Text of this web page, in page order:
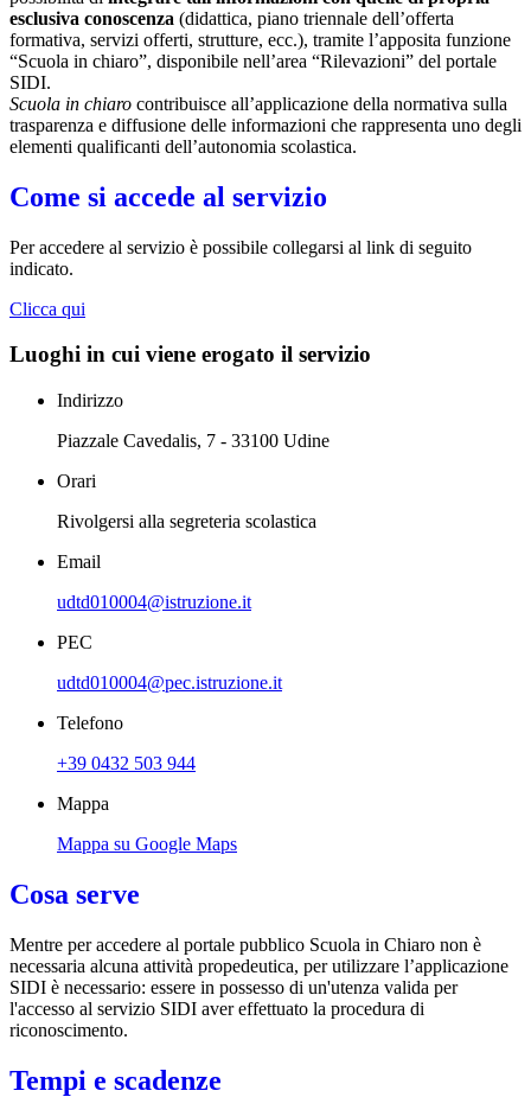
esclusiva conoscenza (didattica, piano triennale dell’offerta
formativa, servizi offerti, strutture, ecc.), tramite l’apposita funzione
“Scuola in chiaro”, disponibile nell’area “Rilevazioni” del portale
SIDI.
Scuola in chiaro contribuisce all’applicazione della normativa sulla
trasparenza e diffusione delle informazioni che rappresenta uno degli
elementi qualificanti dell’autonomia scolastica.
Come si accede al servizio
Per accedere al servizio è possibile collegarsi al link di seguito
indicato.
Clicca qui
Luoghi in cui viene erogato il servizio
Indirizzo
Piazzale Cavedalis, 7 - 33100 Udine
Orari
Rivolgersi alla segreteria scolastica
Email
udtd010004@istruzione.it
PEC
udtd010004@pec.istruzione.it
Telefono
+39 0432 503 944
Mappa
Mappa su Google Maps
Cosa serve
Mentre per accedere al portale pubblico Scuola in Chiaro non è
necessaria alcuna attività propedeutica, per utilizzare l’applicazione
SIDI è necessario: essere in possesso di un'utenza valida per
l'accesso al servizio SIDI aver effettuato la procedura di
riconoscimento.
Tempi e scadenze